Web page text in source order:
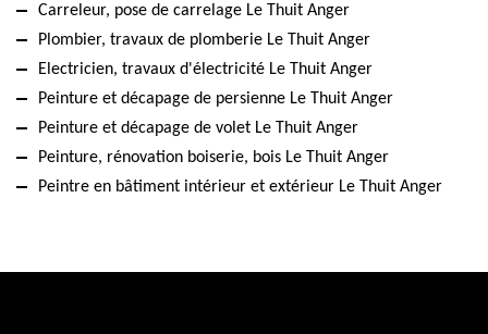
Carreleur, pose de carrelage Le Thuit Anger
Plombier, travaux de plomberie Le Thuit Anger
Electricien, travaux d'électricité Le Thuit Anger
Peinture et décapage de persienne Le Thuit Anger
Peinture et décapage de volet Le Thuit Anger
Peinture, rénovation boiserie, bois Le Thuit Anger
Peintre en bâtiment intérieur et extérieur Le Thuit Anger